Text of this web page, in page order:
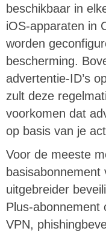
beschikbaar in
iOS-apparaten in
worden
bescherming.
advertentie-ID’s
zult deze
voorkomen dat
op basis van je
Voor de meeste
basisabonnement
uitgebreider
Plus-abonnement
VPN,